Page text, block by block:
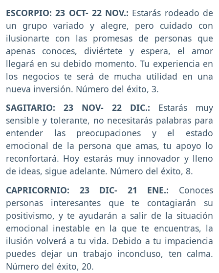
ESCORPIO: 23 OCT- 22 NOV.: Estarás rodeado de
un grupo variado y alegre, pero cuidado con
ilusionarte con las promesas de personas que
apenas conoces, diviértete y espera, el amor
llegará en su debido momento. Tu experiencia en
los negocios te será de mucha utilidad en una
nueva inversión. Número del éxito, 3.
SAGITARIO: 23 NOV- 22 DIC.: Estarás muy
sensible y tolerante, no necesitarás palabras para
entender las preocupaciones y el estado
emocional de la persona que amas, tu apoyo lo
reconfortará. Hoy estarás muy innovador y lleno
de ideas, sigue adelante. Número del éxito, 8.
CAPRICORNIO: 23 DIC- 21 ENE.: Conoces
personas interesantes que te contagiarán su
positivismo, y te ayudarán a salir de la situación
emocional inestable en la que te encuentras, la
ilusión volverá a tu vida. Debido a tu impaciencia
puedes dejar un trabajo inconcluso, ten calma.
Número del éxito, 20.